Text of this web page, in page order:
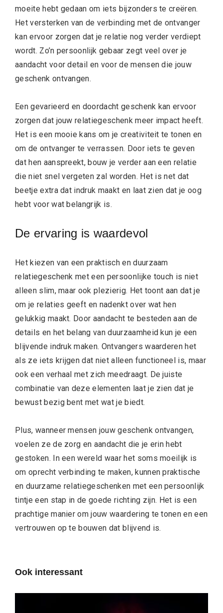
moeite hebt gedaan om iets bijzonders te creëren.
Het versterken van de verbinding met de ontvanger
kan ervoor zorgen dat je relatie nog verder verdiept
wordt. Zo’n persoonlijk gebaar zegt veel over je
aandacht voor detail en voor de mensen die jouw
geschenk ontvangen.
Een gevarieerd en doordacht geschenk kan ervoor
zorgen dat jouw relatiegeschenk meer impact heeft.
Het is een mooie kans om je creativiteit te tonen en
om de ontvanger te verrassen. Door iets te geven
dat hen aanspreekt, bouw je verder aan een relatie
die niet snel vergeten zal worden. Het is net dat
beetje extra dat indruk maakt en laat zien dat je oog
hebt voor wat belangrijk is.
De ervaring is waardevol
Het kiezen van een praktisch en duurzaam
relatiegeschenk met een persoonlijke touch is niet
alleen slim, maar ook plezierig. Het toont aan dat je
om je relaties geeft en nadenkt over wat hen
gelukkig maakt. Door aandacht te besteden aan de
details en het belang van duurzaamheid kun je een
blijvende indruk maken. Ontvangers waarderen het
als ze iets krijgen dat niet alleen functioneel is, maar
ook een verhaal met zich meedraagt. De juiste
combinatie van deze elementen laat je zien dat je
bewust bezig bent met wat je biedt.
Plus, wanneer mensen jouw geschenk ontvangen,
voelen ze de zorg en aandacht die je erin hebt
gestoken. In een wereld waar het soms moeilijk is
om oprecht verbinding te maken, kunnen praktische
en duurzame relatiegeschenken met een persoonlijk
tintje een stap in de goede richting zijn. Het is een
prachtige manier om jouw waardering te tonen en een
vertrouwen op te bouwen dat blijvend is.
Ook interessant